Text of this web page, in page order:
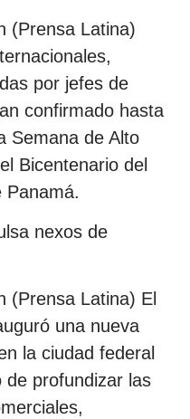
(Prensa Latina)
por jefes de
confirmado hasta
Semana de Alto
Bicentenario del
Panamá.
nexos de
(Prensa Latina) El
una nueva
la ciudad federal
de profundizar las